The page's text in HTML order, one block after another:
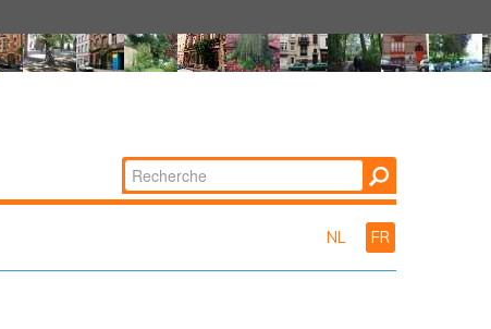
Chercher par
Recherche
NL FR